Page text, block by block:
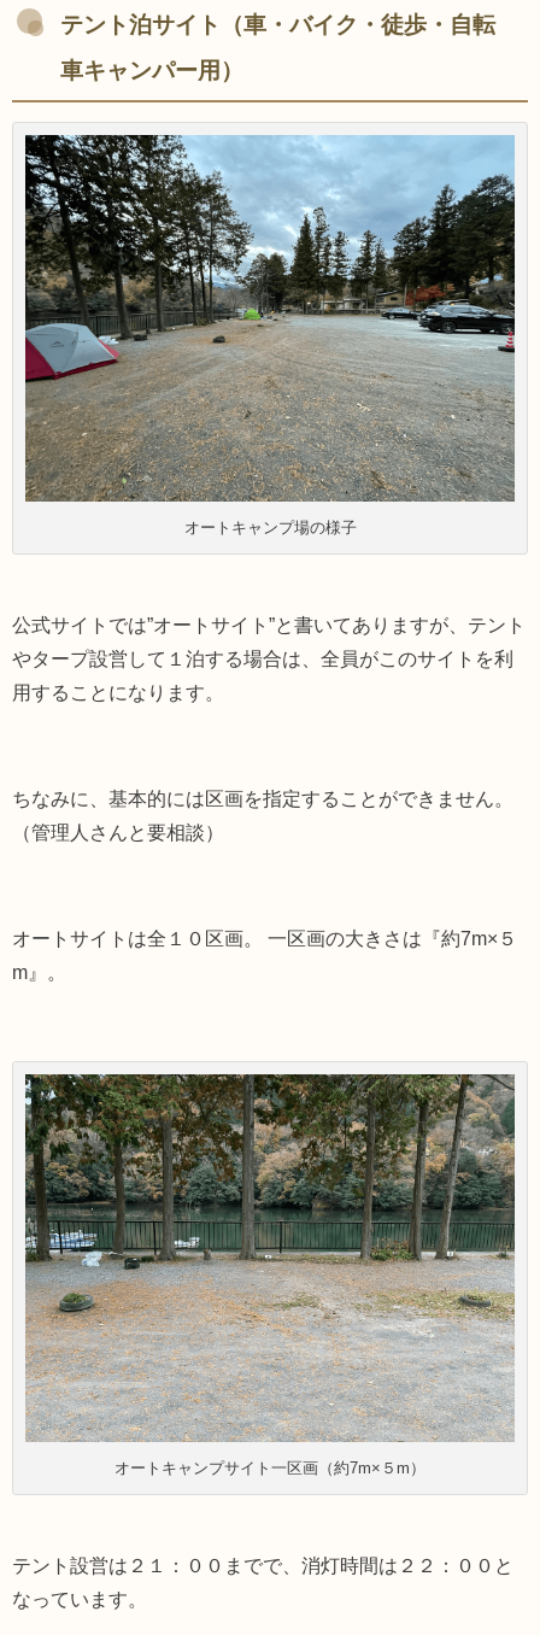
テント泊サイト（車・バイク・徒歩・自転
車キャンパー用）
オートキャンプ場の様子
公式サイトでは”オートサイト”と書いてありますが、テント
やタープ設営して１泊する場合は、全員がこのサイトを利
用することになります。
ちなみに、基本的には区画を指定することができません。
（管理人さんと要相談）
オートサイトは全１０区画。 一区画の大きさは『約7m×５
m』。
オートキャンプサイト一区画（約7m×５m）
テント設営は２１：００までで、消灯時間は２２：００と
なっています。